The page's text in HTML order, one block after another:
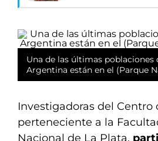
Una de las últimas
Argentina están en el (Parque
Investigadoras del
perteneciente a la
Nacional de La Plata,